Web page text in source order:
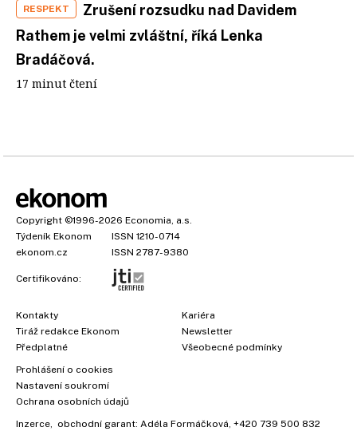
RESPEKT
Zrušení rozsudku nad Davidem
Rathem je velmi zvláštní, říká Lenka
Bradáčová.
17 minut čtení
Copyright ©1996-2026 Economia, a.s.
Týdeník Ekonom
ISSN 1210-0714
ekonom.cz
ISSN 2787-9380
Certifikováno:
Kontakty
Tiráž redakce Ekonom
Předplatné
Kariéra
Newsletter
Všeobecné podmínky
Prohlášení o cookies
Nastavení soukromí
Ochrana osobních údajů
Inzerce , obchodní garant: Adéla Formáčková +420 739 500 832